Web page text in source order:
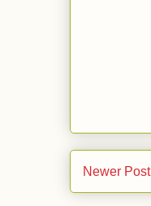
Newer Post